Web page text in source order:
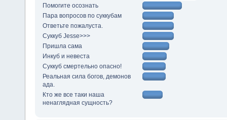
Помогите осознать
Пара вопросов по суккубам
Ответьте пожалуста.
Суккуб Jesse>>>
Пришла сама
Инкуб и невеста
Суккуб смертельно опасно!
Реальная сила богов, демонов
ада.
Кто же все таки наша
ненаглядная сущность?